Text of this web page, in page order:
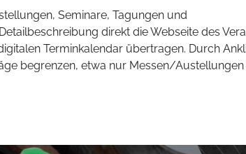
Seminare, Tagungen und
direkt die Webseite des
Terminkalendar übertragen. Durch
begrenzen, etwa nur Messen/